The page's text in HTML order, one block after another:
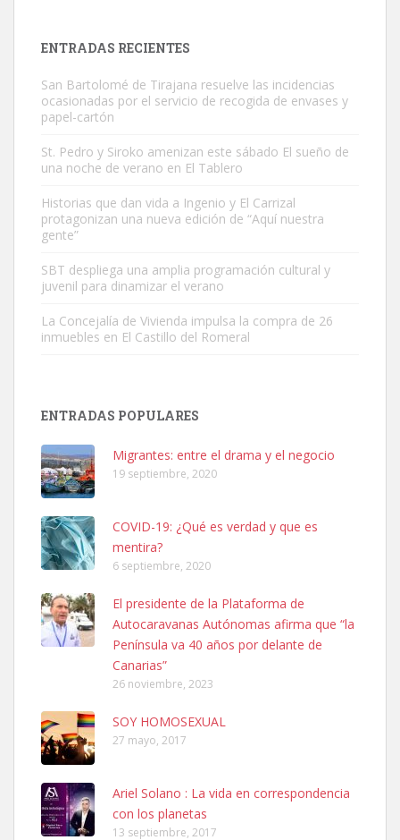
Este gato macho ha aparecido en la calle hace menos de un mes,
es muy manso y extremadamente cari...
Leales.org » Gran Canaria
Leales.org » Gran Canaria
SHIBA PERDIDO AVDA JOSE MESA Y LOPEZ
PERRO MACHO RAZA SHIBA CON MICROCHIP PERDIDO HOY
06/07/2025 ZONA MESA Y LOPEZ. ES MUY ASUSTADIZO
Leales.org » Gran Canaria
6.7.2025
Ninfa perdida
El día 5 se los perdió una ninfa papillera, asustada tiene miedo a la
ENTRADAS RECIENTES
San Bartolomé de Tirajana resuelve las incidencias
ocasionadas por el servicio de recogida de envases y
papel-cartón
St. Pedro y Siroko amenizan este sábado El sueño de
una noche de verano en El Tablero
Historias que dan vida a Ingenio y El Carrizal
protagonizan una nueva edición de “Aquí nuestra
gente”
SBT despliega una amplia programación cultural y
juvenil para dinamizar el verano
La Concejalía de Vivienda impulsa la compra de 26
inmuebles en El Castillo del Romeral
ENTRADAS POPULARES
Migrantes: entre el drama y el negocio
19 septiembre, 2020
COVID-19: ¿Qué es verdad y que es
mentira?
6 septiembre, 2020
El presidente de la Plataforma de
Autocaravanas Autónomas afirma que “la
Península va 40 años por delante de
Canarias”
26 noviembre, 2023
SOY HOMOSEXUAL
27 mayo, 2017
Ariel Solano : La vida en correspondencia
con los planetas
13 septiembre, 2017